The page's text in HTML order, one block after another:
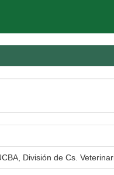
División de Cs.